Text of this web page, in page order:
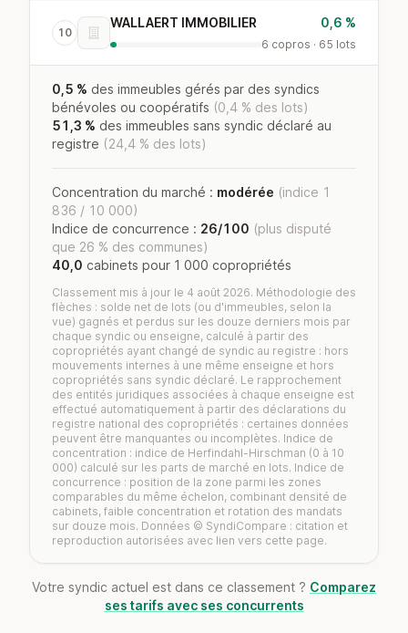
10
WALLAERT IMMOBILIER 0,6 %
6 copros · 65 lots
0,5 % des immeubles gérés par des syndics
bénévoles ou coopératifs (0,4 % des lots)
51,3 % des immeubles sans syndic déclaré au
registre (24,4 % des lots)
Concentration du marché : modérée (indice 1
836 / 10 000)
Indice de concurrence : 26/100 (plus disputé
que 26 % des communes)
40,0 cabinets pour 1 000 copropriétés
Classement mis à jour le 4 août 2026. Méthodologie des
flèches : solde net de lots (ou d'immeubles, selon la
vue) gagnés et perdus sur les douze derniers mois par
chaque syndic ou enseigne, calculé à partir des
copropriétés ayant changé de syndic au registre : hors
mouvements internes à une même enseigne et hors
copropriétés sans syndic déclaré. Le rapprochement
des entités juridiques associées à chaque enseigne est
effectué automatiquement à partir des déclarations du
registre national des copropriétés : certaines données
peuvent être manquantes ou incomplètes. Indice de
concentration : indice de Herfindahl-Hirschman (0 à 10
000) calculé sur les parts de marché en lots. Indice de
concurrence : position de la zone parmi les zones
comparables du même échelon, combinant densité de
cabinets, faible concentration et rotation des mandats
sur douze mois. Données © SyndiCompare : citation et
reproduction autorisées avec lien vers cette page.
Votre syndic actuel est dans ce classement ? Comparez
ses tarifs avec ses concurrents